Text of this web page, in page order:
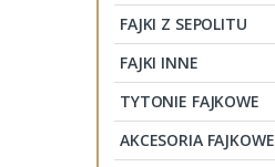
FAJKI Z SEPOLITU
FAJKI INNE
TYTONIE FAJKOWE
AKCESORIA FAJKOWE